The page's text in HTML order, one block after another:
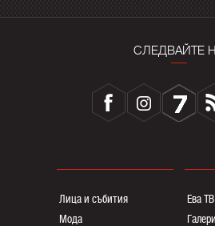
СЛЕДВАЙТЕ
Лица и събития
Мода
Ева ТВ